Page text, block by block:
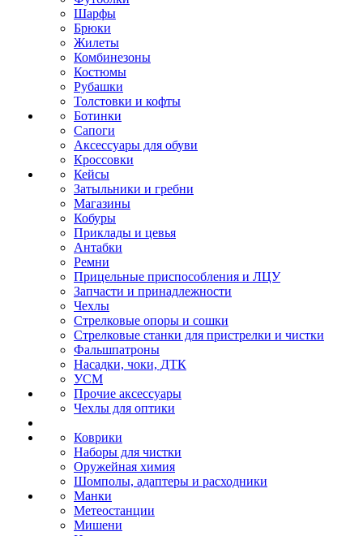
Шарфы
Брюки
Жилеты
Комбинезоны
Костюмы
Рубашки
Толстовки и кофты
Ботинки
Сапоги
Аксессуары для обуви
Кроссовки
Кейсы
Затыльники и гребни
Магазины
Кобуры
Приклады и цевья
Антабки
Ремни
Прицельные приспособления и ЛЦУ
Запчасти и принадлежности
Чехлы
Стрелковые опоры и сошки
Стрелковые станки для пристрелки и чистки
Фальшпатроны
Насадки, чоки, ДТК
УСМ
Прочие аксессуары
Чехлы для оптики
Коврики
Наборы для чистки
Оружейная химия
Шомполы, адаптеры и расходники
Манки
Метеостанции
Мишени